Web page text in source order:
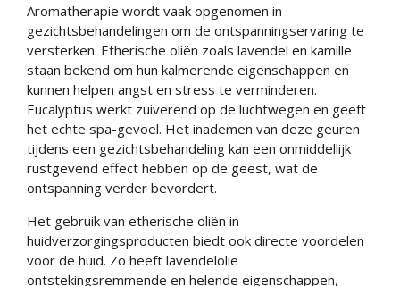
Aromatherapie wordt vaak opgenomen in
gezichtsbehandelingen om de ontspanningservaring te
versterken. Etherische oliën zoals lavendel en kamille
staan bekend om hun kalmerende eigenschappen en
kunnen helpen angst en stress te verminderen.
Eucalyptus werkt zuiverend op de luchtwegen en geeft
het echte spa-gevoel. Het inademen van deze geuren
tijdens een gezichtsbehandeling kan een onmiddellijk
rustgevend effect hebben op de geest, wat de
ontspanning verder bevordert.
Het gebruik van etherische oliën in
huidverzorgingsproducten biedt ook directe voordelen
voor de huid. Zo heeft lavendelolie
ontstekingsremmende en helende eigenschappen,